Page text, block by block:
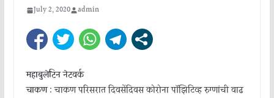
July 2, 2020 admin
महाबुलेटिन नेटवर्क
चाकण: चाकण परिसरात दिवसेंदिवस कोरोना पॉझिटिव्ह रुग्णांची वाढ